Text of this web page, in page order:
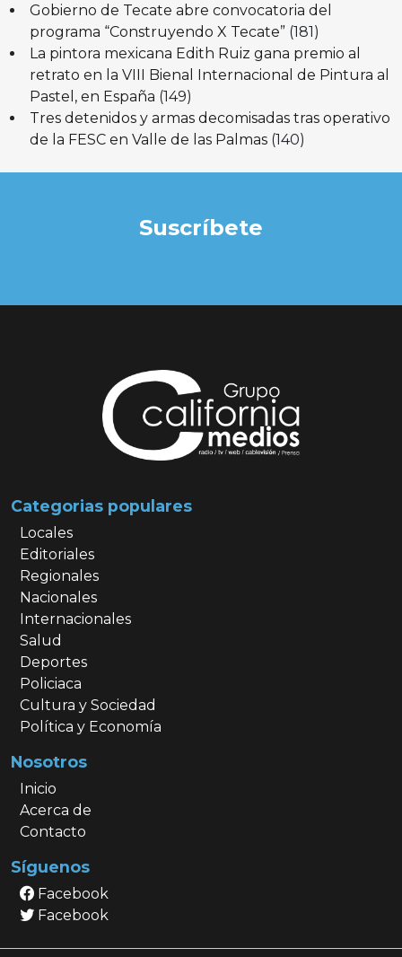
Gobierno de Tecate abre convocatoria del
programa “Construyendo X Tecate” (181)
La pintora mexicana Edith Ruiz gana premio al
retrato en la VIII Bienal Internacional de Pintura al
Pastel, en España (149)
Tres detenidos y armas decomisadas tras operativo
de la FESC en Valle de las Palmas (140)
Suscríbete
Categorias populares
Locales
Editoriales
Regionales
Nacionales
Internacionales
Salud
Deportes
Policiaca
Cultura y Sociedad
Política y Economía
Nosotros
Inicio
Acerca de
Contacto
Síguenos
Facebook
Facebook